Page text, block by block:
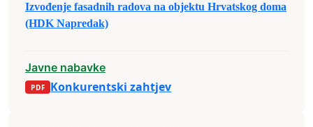
Izvođenje fasadnih radova na objektu Hrvatskog doma
(HDK Napredak)
Javne nabavke
Konkurentski zahtjev